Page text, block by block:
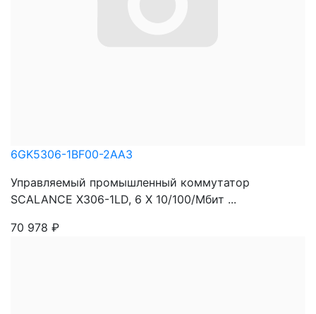
6GK5306-1BF00-2AA3
Управляемый промышленный коммутатор
SCALANCE X306-1LD, 6 X 10/100/Мбит ...
70 978 ₽